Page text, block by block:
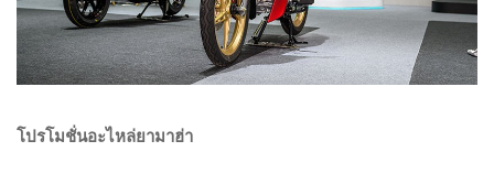
โปรโมชั่นอะไหล่ยามาฮ่า